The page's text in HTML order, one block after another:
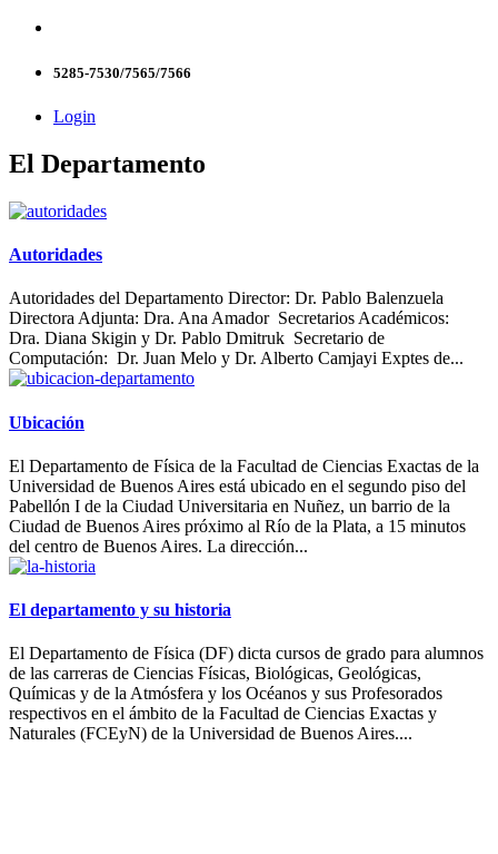
5285-7530/7565/7566
Login
El Departamento
Autoridades
Autoridades del Departamento Director: Dr. Pablo Balenzuela
Directora Adjunta: Dra. Ana Amador Secretarios Académicos:
Dra. Diana Skigin y Dr. Pablo Dmitruk Secretario de
Computación: Dr. Juan Melo y Dr. Alberto Camjayi Exptes de...
Ubicación
El Departamento de Física de la Facultad de Ciencias Exactas de la
Universidad de Buenos Aires está ubicado en el segundo piso del
Pabellón I de la Ciudad Universitaria en Nuñez, un barrio de la
Ciudad de Buenos Aires próximo al Río de la Plata, a 15 minutos
del centro de Buenos Aires. La dirección...
El departamento y su historia
El Departamento de Física (DF) dicta cursos de grado para alumnos
de las carreras de Ciencias Físicas, Biológicas, Geológicas,
Químicas y de la Atmósfera y los Océanos y sus Profesorados
respectivos en el ámbito de la Facultad de Ciencias Exactas y
Naturales (FCEyN) de la Universidad de Buenos Aires....